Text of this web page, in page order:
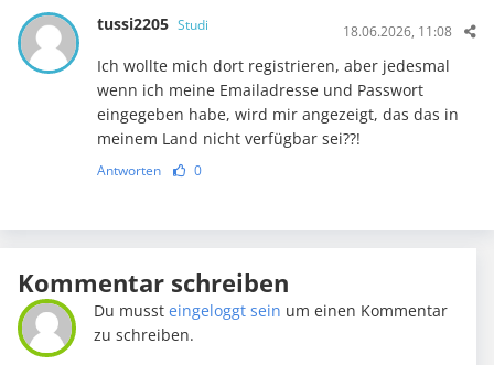
tussi2205 Studi 18.06.2026, 11:08
Ich wollte mich dort registrieren, aber jedesmal
wenn ich meine Emailadresse und Passwort
eingegeben habe, wird mir angezeigt, das das in
meinem Land nicht verfügbar sei??!
Antworten 0
Kommentar schreiben
Du mussteingeloggt sein um einen Kommentar
zu schreiben.